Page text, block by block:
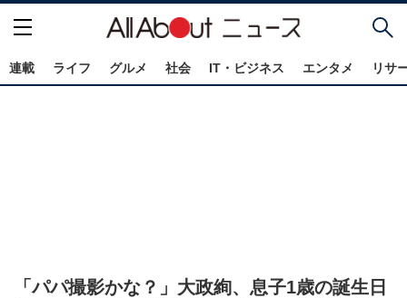
連載 ライフ グルメ 社会 IT・ビジネス エンタメ リサ
「パパ撮影かな？」大政絢、息子1歳の誕生日